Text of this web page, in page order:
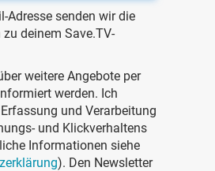
Adresse senden wir die
deinem Save.TV-
weitere Angebote per
werden. Ich
und Verarbeitung
und Klickverhaltens
Informationen siehe
). Den Newsletter